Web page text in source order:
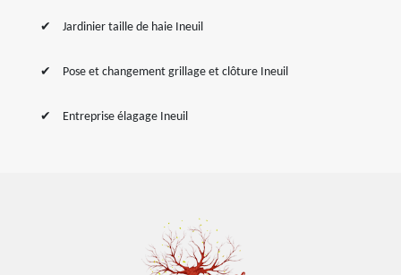
Jardinier taille de haie Ineuil
Pose et changement grillage et clôture Ineuil
Entreprise élagage Ineuil